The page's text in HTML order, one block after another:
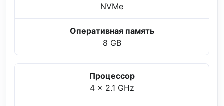
NVMe
Оперативная память
8 GB
Процессор
4 x 2.1 GHz